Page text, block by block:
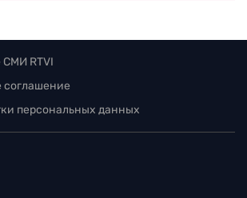
RTVI
соглашение
персональных данных